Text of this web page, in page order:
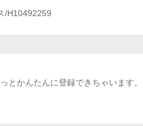
/H10492259
とかんたんに登録できちゃいます。